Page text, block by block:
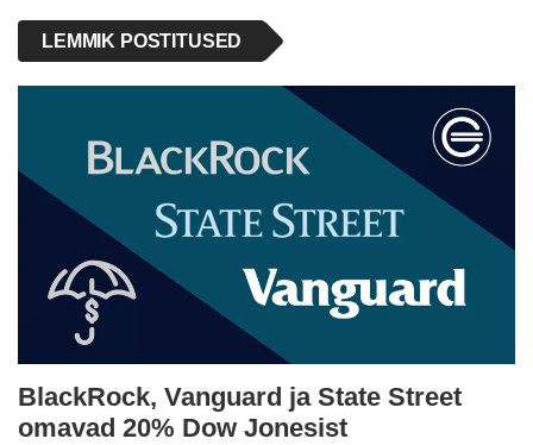
LEMMIK POSTITUSED
BlackRock, Vanguard ja State Street
omavad 20% Dow Jonesist